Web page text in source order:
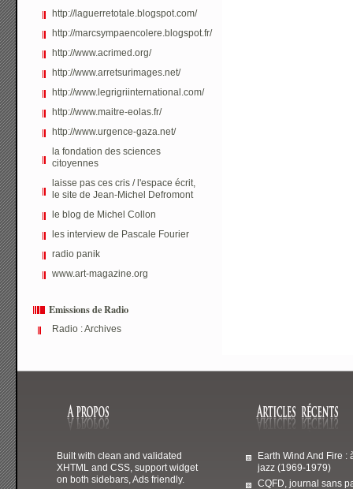
http://laguerretotale.blogspot.com/
http://marcsympaencolere.blogspot.fr/
http://www.acrimed.org/
http://www.arretsurimages.net/
http://www.legrigriinternational.com/
http://www.maitre-eolas.fr/
http://www.urgence-gaza.net/
la fondation des sciences
citoyennes
laisse pas ces cris / l'espace écrit,
le site de Jean-Michel Defromont
le blog de Michel Collon
les interview de Pascale Fourier
radio panik
www.art-magazine.org
Emissions de Radio
Radio : Archives
Built with clean and validated
XHTML and CSS, support widget
on both sidebars, Ads friendly.
Earth Wind And Fire :
jazz (1969-1979)
CQFD, journal sans